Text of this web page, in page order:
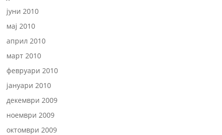
јуни 2010
мај 2010
април 2010
март 2010
февруари 2010
јануари 2010
декември 2009
ноември 2009
октомври 2009